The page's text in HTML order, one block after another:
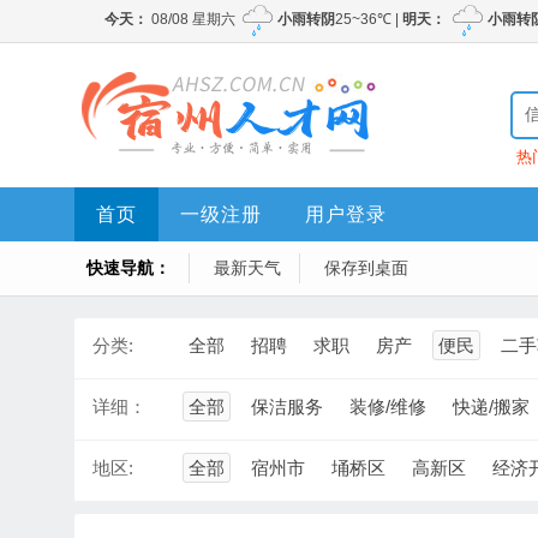
热
首页 一级注册 用户登录
快速导航： 最新天气 保存到桌面
分类: 全部 招聘 求职 房产 便民 二
详细： 全部 保洁服务 装修/维修 快递/搬家
地区: 全部 宿州市 埇桥区 高新区 经济